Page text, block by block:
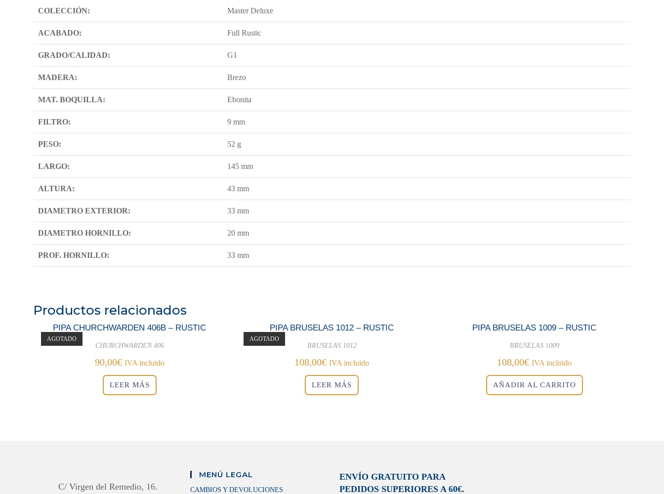
COLECCIÓN: Master Deluxe
ACABADO: Full Rustic
GRADO/CALIDAD: G1
MADERA: Brezo
MAT. BOQUILLA: Ebonita
FILTRO: 9 mm
PESO: 52 g
LARGO: 145 mm
ALTURA: 43 mm
DIAMETRO EXTERIOR: 33 mm
DIAMETRO HORNILLO: 20 mm
PROF. HORNILLO: 33 mm
Productos relacionados
AGOTADO
PIPA CHURCHWARDEN 406B – RUSTIC
CHURCHWARDEN 406
90,00€ IVA incluido
LEER MÁS
AGOTADO
PIPA BRUSELAS 1012 – RUSTIC
BRUSELAS 1012
108,00€ IVA incluido
LEER MÁS
PIPA BRUSELAS 1009 – RUSTIC
BRUSELAS 1009
108,00€ IVA incluido
AÑADIR AL CARRITO
C/ Virgen del Remedio, 16.
MENÚ LEGAL
CAMBIOS Y DEVOLUCIONES
ENVÍO GRATUITO PARA
PEDIDOS SUPERIORES A 60€.